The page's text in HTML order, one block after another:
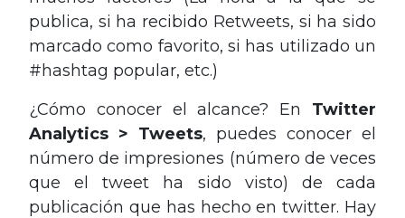
publica, si ha recibido Retweets, si ha sido
marcado como favorito, si has utilizado un
#hashtag popular, etc.)
¿Cómo conocer el alcance? En Twitter
Analytics > Tweets, puedes conocer el
número de impresiones (número de veces
que el tweet ha sido visto) de cada
publicación que has hecho en twitter. Hay